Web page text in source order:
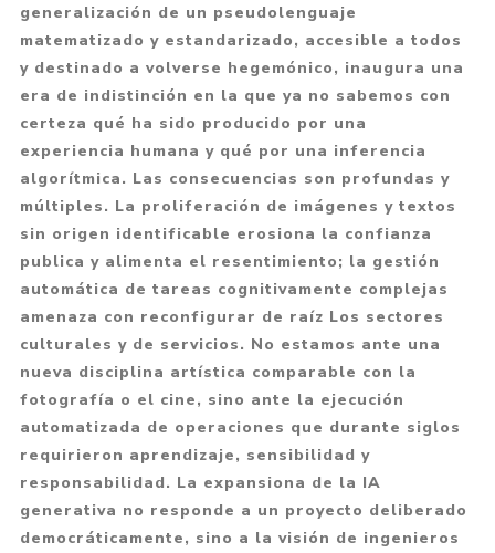
generalización de un pseudolenguaje
matematizado y estandarizado, accesible a todos
y destinado a volverse hegemónico, inaugura una
era de indistinción en la que ya no sabemos con
certeza qué ha sido producido por una
experiencia humana y qué por una inferencia
algorítmica. Las consecuencias son profundas y
múltiples. La proliferación de imágenes y textos
sin origen identificable erosiona la confianza
publica y alimenta el resentimiento; la gestión
automática de tareas cognitiva­mente complejas
amenaza con reconfigurar de raíz Los sectores
culturales y de servicios. No estamos ante una
nueva disciplina artística comparable con la
fotografía o el cine, sino ante la ejecución
automatizada de operaciones que durante siglos
requirieron aprendi­zaje, sensibilidad y
responsabilidad. La expansiona de la IA
generativa no responde a un proyecto deliberado
democráticamente, sino a la visión de ingenieros